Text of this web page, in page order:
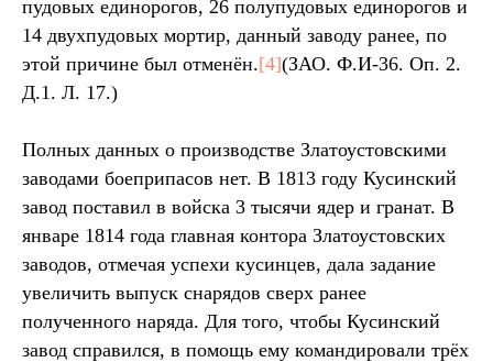
пудовых единорогов, 26 полупудовых единорогов и
14 двухпудовых мортир, данный заводу ранее, по
этой причине был отменён.[4](ЗАО. Ф.И-36. Оп. 2.
Д.1. Л. 17.)
Полных данных о производстве Златоустовскими
заводами боеприпасов нет. В 1813 году Кусинский
завод поставил в войска 3 тысячи ядер и гранат. В
январе 1814 года главная контора Златоустовских
заводов, отмечая успехи кусинцев, дала задание
увеличить выпуск снарядов сверх ранее
полученного наряда. Для того, чтобы Кусинский
завод справился, в помощь ему командировали трёх